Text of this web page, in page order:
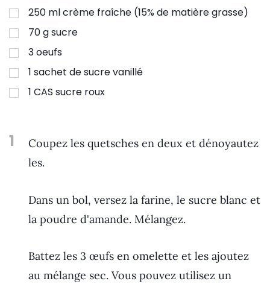
250 mlcrème fraîche (15% de matière grasse)
70gsucre
3oeufs
1 sachet de sucre vanillé
1 CAS sucre roux
1
Coupez les quetsches en deux et dénoyautez
les.
Dans un bol, versez la farine, le sucre blanc et
la poudre d'amande. Mélangez.
Battez les 3 œufs en omelette et les ajoutez
au mélange sec. Vous pouvez utilisez un